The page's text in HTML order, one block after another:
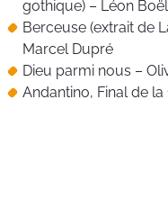
gothique) – Léon
Berceuse (extrait de
Marcel Dupré
Dieu parmi nous –
Andantino, Final de